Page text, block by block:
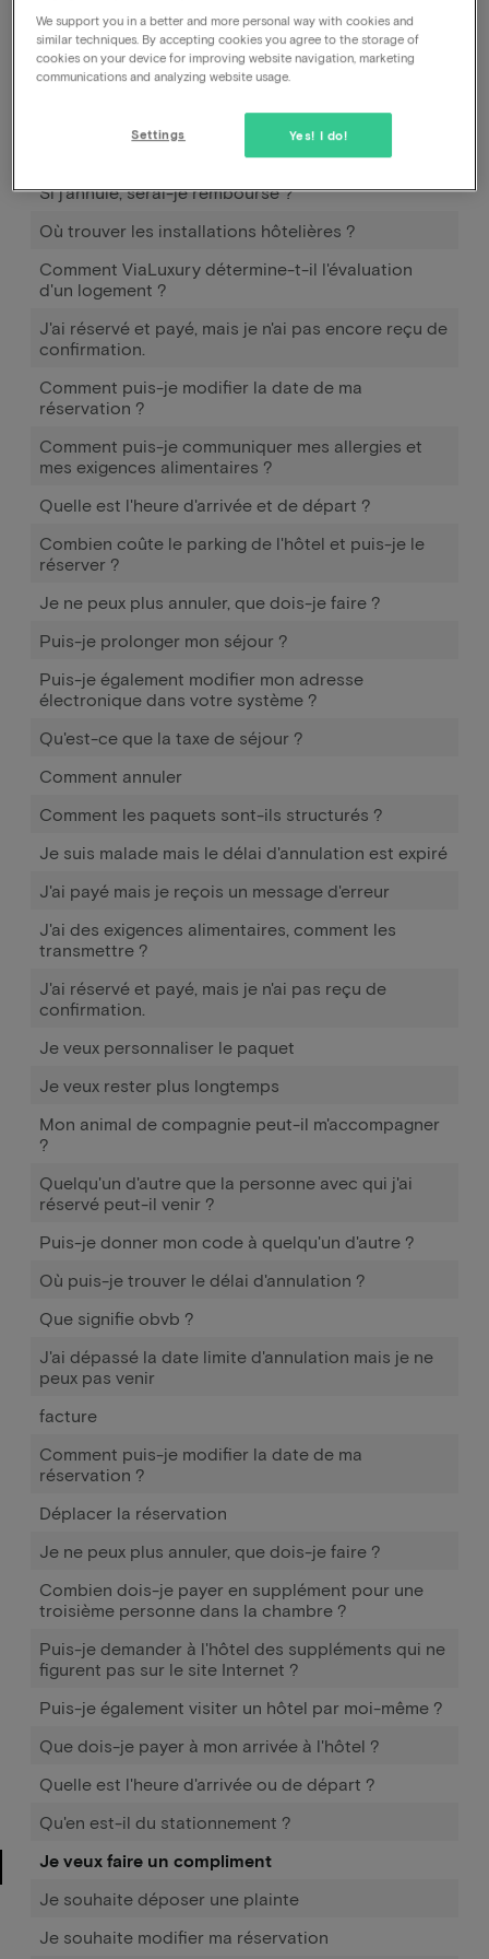
de l'hôtel ou auprès de vous ?
Puis-je annuler ma réservation ?
Si j'annule, serai-je remboursé ?
Où trouver les installations hôtelières ?
Comment ViaLuxury détermine-t-il l'évaluation
d'un logement ?
J'ai réservé et payé, mais je n'ai pas encore reçu de
confirmation.
Comment puis-je modifier la date de ma
réservation ?
Comment puis-je communiquer mes allergies et
mes exigences alimentaires ?
Quelle est l'heure d'arrivée et de départ ?
Combien coûte le parking de l'hôtel et puis-je le
réserver ?
Je ne peux plus annuler, que dois-je faire ?
Puis-je prolonger mon séjour ?
Puis-je également modifier mon adresse
électronique dans votre système ?
Qu'est-ce que la taxe de séjour ?
Comment annuler
Comment les paquets sont-ils structurés ?
Je suis malade mais le délai d'annulation est expiré
J'ai payé mais je reçois un message d'erreur
J'ai des exigences alimentaires, comment les
transmettre ?
J'ai réservé et payé, mais je n'ai pas reçu de
confirmation.
Je veux personnaliser le paquet
Je veux rester plus longtemps
Mon animal de compagnie peut-il m'accompagner
?
Quelqu'un d'autre que la personne avec qui j'ai
réservé peut-il venir ?
Puis-je donner mon code à quelqu'un d'autre ?
Où puis-je trouver le délai d'annulation ?
Que signifie obvb ?
J'ai dépassé la date limite d'annulation mais je ne
peux pas venir
facture
Comment puis-je modifier la date de ma
réservation ?
Déplacer la réservation
Je ne peux plus annuler, que dois-je faire ?
Combien dois-je payer en supplément pour une
troisième personne dans la chambre ?
Puis-je demander à l'hôtel des suppléments qui ne
figurent pas sur le site Internet ?
Puis-je également visiter un hôtel par moi-même ?
Que dois-je payer à mon arrivée à l'hôtel ?
Quelle est l'heure d'arrivée ou de départ ?
Qu'en est-il du stationnement ?
Je veux faire un compliment
Je souhaite déposer une plainte
Je souhaite modifier ma réservation
We support you in a better and more personal way with cookies and
similar techniques. By accepting cookies you agree to the storage of
cookies on your device for improving website navigation, marketing
communications and analyzing website usage.
Yes! I do!
Settings